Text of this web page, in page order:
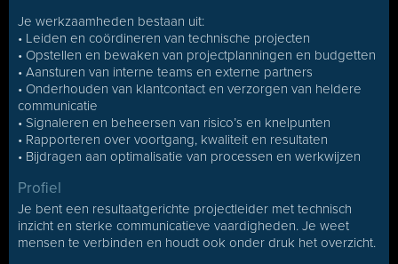
Je werkzaamheden bestaan uit:
• Leiden en coördineren van technische projecten
• Opstellen en bewaken van projectplanningen en budgetten
• Aansturen van interne teams en externe partners
• Onderhouden van klantcontact en verzorgen van heldere
communicatie
• Signaleren en beheersen van risico’s en knelpunten
• Rapporteren over voortgang, kwaliteit en resultaten
• Bijdragen aan optimalisatie van processen en werkwijzen
Profiel
Je bent een resultaatgerichte projectleider met technisch
inzicht en sterke communicatieve vaardigheden. Je weet
mensen te verbinden en houdt ook onder druk het overzicht.